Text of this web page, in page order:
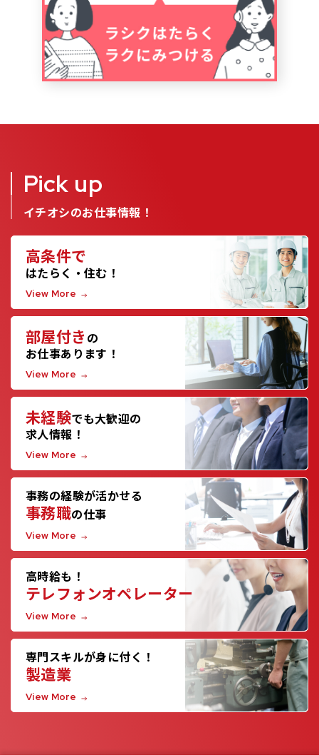
Pick up
イチオシのお仕事情報！
高条件で
はたらく・住む！
View More
部屋付き の
お仕事あります！
View More
未経験でも大歓迎の
求人情報！
View More
事務の経験が活かせる
事務職の仕事
View More
高時給も！
テレフォンオペレーター
View More
専門スキルが身に付く！
製造業
View More